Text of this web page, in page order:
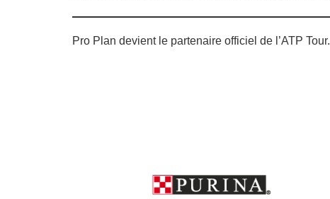
Pro Plan devient le partenaire officiel de l’ATP Tour.